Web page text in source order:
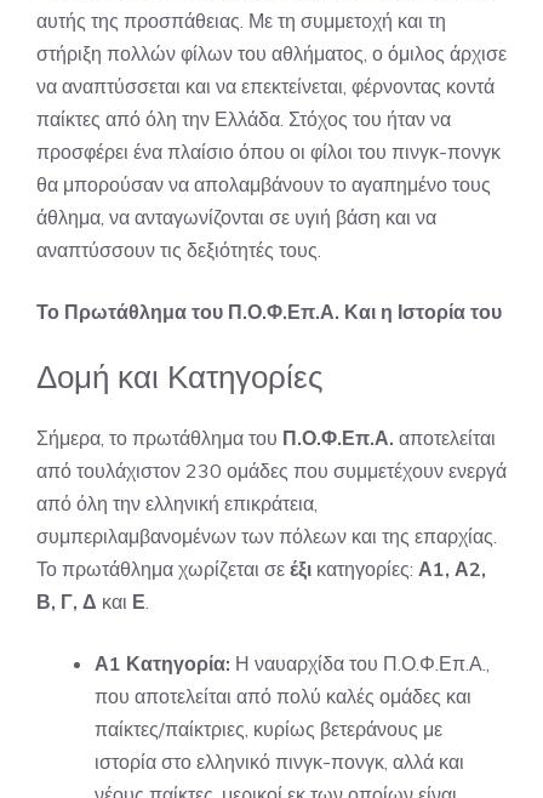
αυτής της προσπάθειας. Με τη συμμετοχή και τη
στήριξη πολλών φίλων του αθλήματος, ο όμιλος άρχισε
να αναπτύσσεται και να επεκτείνεται, φέρνοντας κοντά
παίκτες από όλη την Ελλάδα. Στόχος του ήταν να
προσφέρει ένα πλαίσιο όπου οι φίλοι του πινγκ-πονγκ
θα μπορούσαν να απολαμβάνουν το αγαπημένο τους
άθλημα, να ανταγωνίζονται σε υγιή βάση και να
αναπτύσσουν τις δεξιότητές τους.
Το Πρωτάθλημα του Π.Ο.Φ.Επ.Α. Και η Ιστορία του
Δομή και Κατηγορίες
Σήμερα, το πρωτάθλημα του Π.Ο.Φ.Επ.Α. αποτελείται
από τουλάχιστον 230 ομάδες που συμμετέχουν ενεργά
από όλη την ελληνική επικράτεια,
συμπεριλαμβανομένων των πόλεων και της επαρχίας.
Το πρωτάθλημα χωρίζεται σε έξι κατηγορίες: Α1, Α2,
Β, Γ, Δ και Ε.
Α1 Κατηγορία: Η ναυαρχίδα του Π.Ο.Φ.Επ.Α.,
που αποτελείται από πολύ καλές ομάδες και
παίκτες/παίκτριες, κυρίως βετεράνους με
ιστορία στο ελληνικό πινγκ-πονγκ, αλλά και